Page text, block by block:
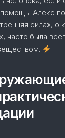
Алекс
сила», о
часто была